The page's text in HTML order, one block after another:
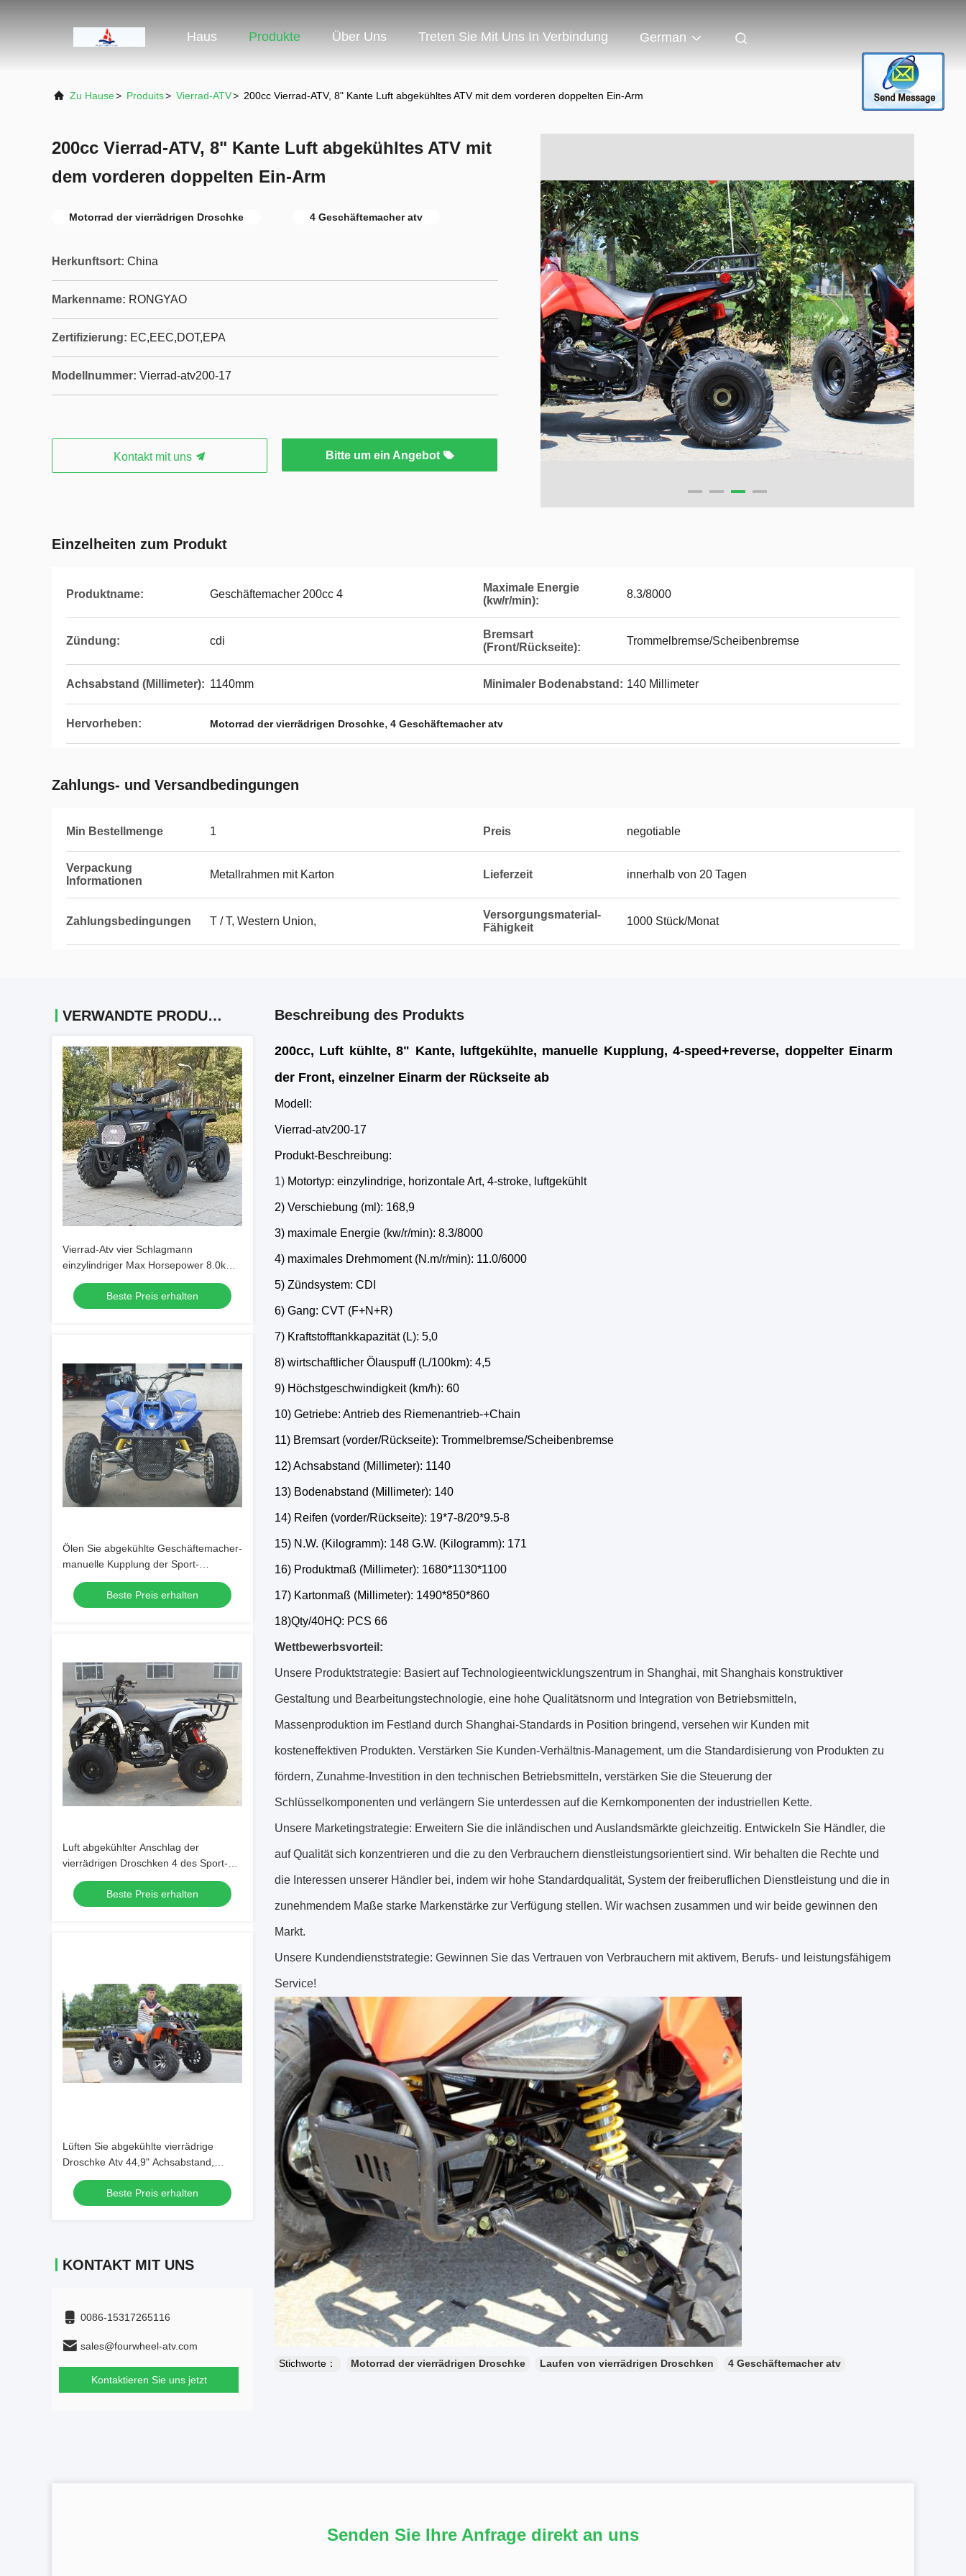
Haus Produkte Über Uns Treten Sie Mit Uns In Verbindung German
Zu Hause> Produits> Vierrad-ATV> 200cc Vierrad-ATV, 8" Kante Luft abgekühltes ATV mit dem vorderen doppelten Ein-Arm
200cc Vierrad-ATV, 8" Kante Luft abgekühltes ATV mit
dem vorderen doppelten Ein-Arm
Motorrad der vierrädrigen Droschke 4 Geschäftemacher atv
Herkunftsort: China
Markenname: RONGYAO
Zertifizierung: EC,EEC,DOT,EPA
Modellnummer: Vierrad-atv200-17
Kontakt mit uns Bitte um ein Angebot
Einzelheiten zum Produkt
Produktname: Geschäftemacher 200cc 4
Maximale Energie
(kw/r/min):
8.3/8000
Zündung: cdi
Bremsart
(Front/Rückseite):
Trommelbremse/Scheibenbremse
Achsabstand (Millimeter): 1140mm Minimaler Bodenabstand: 140 Millimeter
Hervorheben: Motorrad der vierrädrigen Droschke, 4 Geschäftemacher atv
Zahlungs- und Versandbedingungen
Min Bestellmenge 1 Preis negotiable
Verpackung
Informationen
Metallrahmen mit Karton Lieferzeit innerhalb von 20 Tagen
Zahlungsbedingungen T / T, Western Union,
Versorgungsmaterial-
Fähigkeit
1000 Stück/Monat
VERWANDTE PRODUKTE
Vierrad-Atv vier Schlagmann
einzylindriger Max Horsepower 8.0kw
9500r/Min 125cc
Beste Preis erhalten
Ölen Sie abgekühlte Geschäftemacher-
manuelle Kupplung der Sport-
vierrädrigen Droschken 125cc 4
7.9hp/7000rpmBeste Preis erhalten
Luft abgekühlter Anschlag der
vierrädrigen Droschken 4 des Sport-
125CC mit einzylindrigem
Beste Preis erhalten
Lüften Sie abgekühlte vierrädrige
Droschke Atv 44,9" Achsabstand,
Viererkabel des Geschäftemacher-
150cc 4 für Erwachsene
Beste Preis erhalten
KONTAKT MIT UNS
0086-15317265116
sales@fourwheel-atv.com
Kontaktieren Sie uns jetzt
Beschreibung des Produkts
200cc, Luft kühlte, 8" Kante, luftgekühlte, manuelle Kupplung, 4-speed+reverse, doppelter Einarm
der Front, einzelner Einarm der Rückseite ab
Modell:
Vierrad-atv200-17
Produkt-Beschreibung:
1) Motortyp: einzylindrige, horizontale Art, 4-stroke, luftgekühlt
2) Verschiebung (ml): 168,9
3) maximale Energie (kw/r/min): 8.3/8000
4) maximales Drehmoment (N.m/r/min): 11.0/6000
5) Zündsystem: CDI
6) Gang: CVT (F+N+R)
7) Kraftstofftankkapazität (L): 5,0
8) wirtschaftlicher Ölauspuff (L/100km): 4,5
9) Höchstgeschwindigkeit (km/h): 60
10) Getriebe: Antrieb des Riemenantrieb-+Chain
11) Bremsart (vorder/Rückseite): Trommelbremse/Scheibenbremse
12) Achsabstand (Millimeter): 1140
13) Bodenabstand (Millimeter): 140
14) Reifen (vorder/Rückseite): 19*7-8/20*9.5-8
15) N.W. (Kilogramm): 148 G.W. (Kilogramm): 171
16) Produktmaß (Millimeter): 1680*1130*1100
17) Kartonmaß (Millimeter): 1490*850*860
18)Qty/40HQ: PCS 66
Wettbewerbsvorteil:
Unsere Produktstrategie: Basiert auf Technologieentwicklungszentrum in Shanghai, mit Shanghais konstruktiver
Gestaltung und Bearbeitungstechnologie, eine hohe Qualitätsnorm und Integration von Betriebsmitteln,
Massenproduktion im Festland durch Shanghai-Standards in Position bringend, versehen wir Kunden mit
kosteneffektiven Produkten. Verstärken Sie Kunden-Verhältnis-Management, um die Standardisierung von Produkten zu
fördern, Zunahme-Investition in den technischen Betriebsmitteln, verstärken Sie die Steuerung der
Schlüsselkomponenten und verlängern Sie unterdessen auf die Kernkomponenten der industriellen Kette.
Unsere Marketingstrategie: Erweitern Sie die inländischen und Auslandsmärkte gleichzeitig. Entwickeln Sie Händler, die
auf Qualität sich konzentrieren und die zu den Verbrauchern dienstleistungsorientiert sind. Wir behalten die Rechte und
die Interessen unserer Händler bei, indem wir hohe Standardqualität, System der freiberuflichen Dienstleistung und die in
zunehmendem Maße starke Markenstärke zur Verfügung stellen. Wir wachsen zusammen und wir beide gewinnen den
Markt.
Unsere Kundendienststrategie: Gewinnen Sie das Vertrauen von Verbrauchern mit aktivem, Berufs- und leistungsfähigem
Service!
Stichworte： Motorrad der vierrädrigen Droschke Laufen von vierrädrigen Droschken 4 Geschäftemacher atv
Senden Sie Ihre Anfrage direkt an uns